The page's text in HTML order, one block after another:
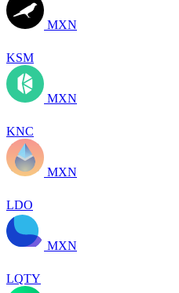
MXN
KSM
MXN
KNC
MXN
LDO
MXN
LQTY